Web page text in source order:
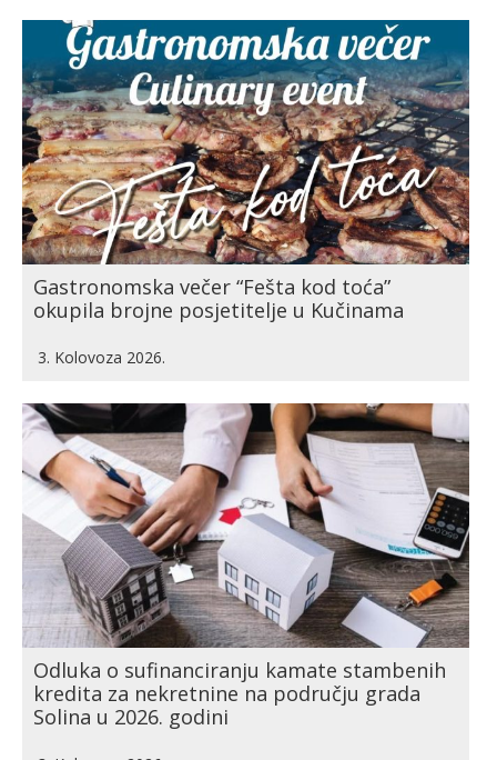
Gastronomska večer “Fešta kod toća”
okupila brojne posjetitelje u Kučinama
3. Kolovoza 2026.
Odluka o sufinanciranju kamate stambenih
kredita za nekretnine na području grada
Solina u 2026. godini